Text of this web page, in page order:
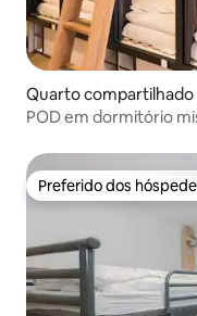
Quarto compartilhado
POD em dormitório
Preferido dos
Preferido dos